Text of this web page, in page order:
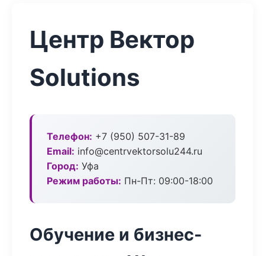
Центр Вектор
Solutions
Телефон: +7 (950) 507-31-89
Email: info@centrvektorsolu244.ru
Город: Уфа
Режим работы: Пн-Пт: 09:00-18:00
Обучение и бизнес-